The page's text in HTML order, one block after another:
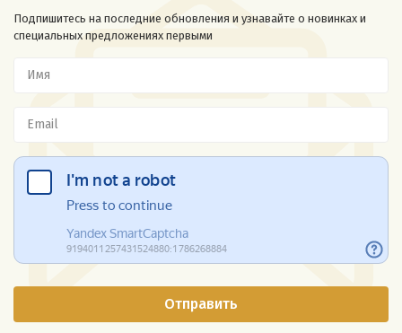
Подпишитесь на последние обновления и узнавайте о новинках и
специальных предложениях первыми